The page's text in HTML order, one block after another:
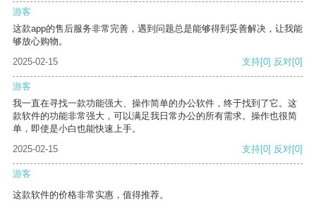
游客
这款app的售后服务非常完善，遇到问题总是能够得到妥善解决，让我能
够放心购物。
2025-02-15
支持[0] 反对[0]
游客
我一直在寻找一款功能强大、操作简单的办公软件，终于找到了它。这
款软件的功能非常强大，可以满足我日常办公的所有需求。操作也很简
单，即使是小白也能快速上手。
2025-02-15
支持[0] 反对[0]
游客
这款软件的价格非常实惠，值得推荐。